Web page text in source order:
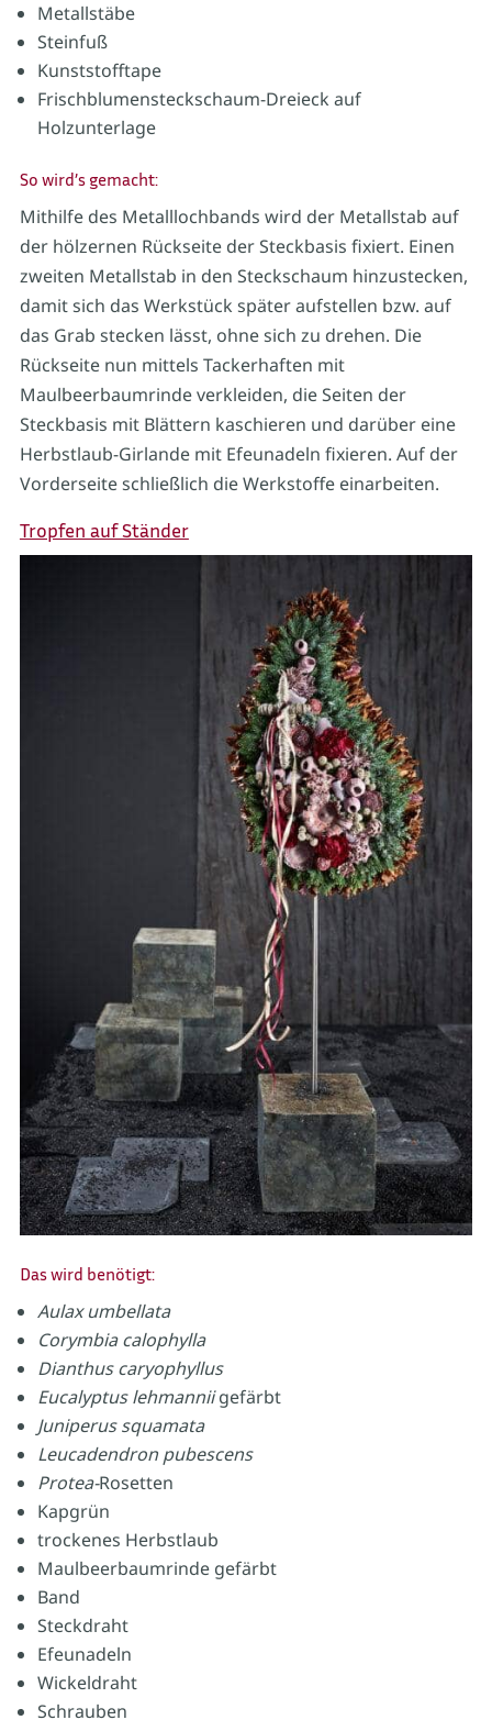
Metallstäbe
Steinfuß
Kunststofftape
Frischblumensteckschaum-Dreieck auf
Holzunterlage
So wird’s gemacht:
Mithilfe des Metalllochbands wird der Metallstab auf
der hölzernen Rückseite der Steckbasis fixiert. Einen
zweiten Metallstab in den Steckschaum hinzustecken,
damit sich das Werkstück später aufstellen bzw. auf
das Grab stecken lässt, ohne sich zu drehen. Die
Rückseite nun mittels Tackerhaften mit
Maulbeerbaumrinde verkleiden, die Seiten der
Steckbasis mit Blättern kaschieren und darüber eine
Herbstlaub-Girlande mit Efeunadeln fixieren. Auf der
Vorderseite schließlich die Werkstoffe einarbeiten.
Tropfen auf Ständer
Das wird benötigt:
Aulax umbellata
Corymbia calophylla
Dianthus caryophyllus
Eucalyptus lehmanniigefärbt
Juniperus squamata
Leucadendron pubescens
Protea-Rosetten
Kapgrün
trockenes Herbstlaub
Maulbeerbaumrinde gefärbt
Band
Steckdraht
Efeunadeln
Wickeldraht
Schrauben